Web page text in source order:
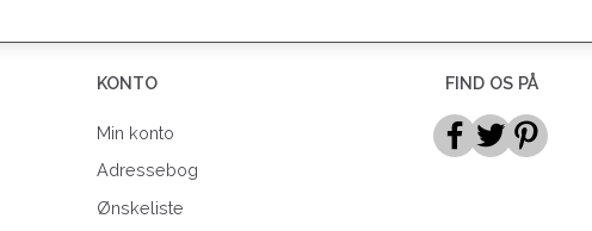
KONTO
Min konto
Adressebog
Ønskeliste
FIND OS PÅ